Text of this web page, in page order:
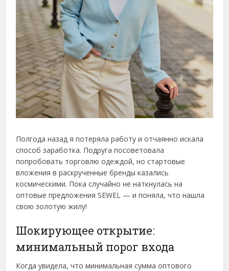
Полгода назад я потеряла работу и отчаянно искала
способ заработка. Подруга посоветовала
попробовать торговлю одеждой, но стартовые
вложения в раскрученные бренды казались
космическими. Пока случайно не наткнулась на
оптовые предложения SEWEL — и поняла, что нашла
свою золотую жилу!
Шокирующее открытие:
минимальный порог входа
Когда увидела, что минимальная сумма оптового